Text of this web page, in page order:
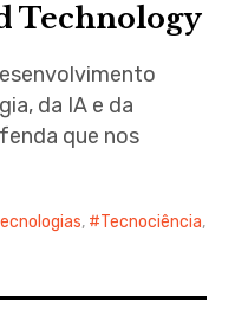
Technology
da IA e da
que nos
, Tecnociência,